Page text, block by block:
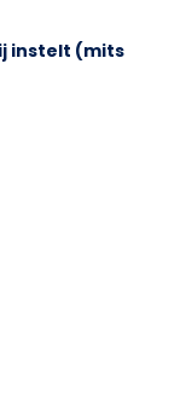
instelt (mits